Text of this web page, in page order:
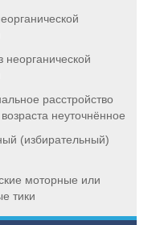
неорганической
расстройство
возраста неуточнённое
(избирательный)
моторные или
тики